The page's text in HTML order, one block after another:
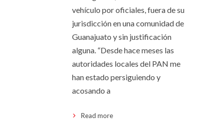
vehículo por oficiales, fuera de su
jurisdicción en una comunidad de
Guanajuato y sin justificación
alguna. “Desde hace meses las
autoridades locales del PAN me
han estado persiguiendo y
acosando a
Read more